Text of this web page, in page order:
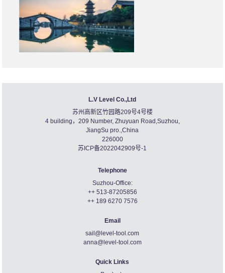
L.V Level Co.,Ltd
苏州高新区竹园路209号4号楼
4 building，209 Number, Zhuyuan Road,Suzhou,
JiangSu pro.,China
226000
苏ICP备2022042909号-1
Telephone
Suzhou-Office:
++ 513-87205856
++ 189 6270 7576
Email
sail@level-tool.com
anna@level-tool.com
Quick Links